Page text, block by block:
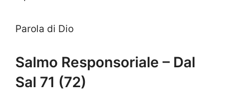
Parola di Dio
Salmo Responsoriale – Dal
Sal 71 (72)